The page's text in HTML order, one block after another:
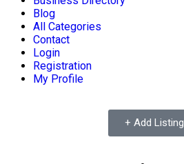
Blog
All Categories
Contact
Login
Registration
My Profile
+ Add Listing